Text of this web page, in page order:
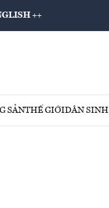
++
SẢNTHẾ GIỚIDÂN SINH